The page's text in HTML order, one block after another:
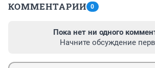
КОММЕНТАРИИ 0
Пока нет ни одного
Начните обсуждение